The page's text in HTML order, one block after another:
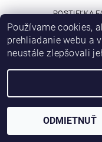
POSTIEĽKA
Používame cookies,
prehliadanie webu a
neustále zlepšovali
ODMIETNUŤ